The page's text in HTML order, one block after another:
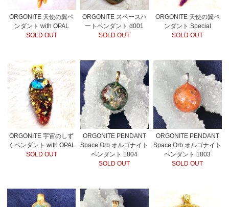
ORGONITE 天使の翼ペ
ンダント with OPAL
SOLD OUT
ORGONITE スペースハ
ートペンダント d001
SOLD OUT
ORGONITE 天使の翼ペ
ンダント Special
SOLD OUT
ORGONITE 宇宙のしず
くペンダント with OPAL
SOLD OUT
ORGONITE PENDANT
Space Orb オルゴナイト
ペンダント 1804
SOLD OUT
ORGONITE PENDANT
Space Orb オルゴナイト
ペンダント 1803
SOLD OUT